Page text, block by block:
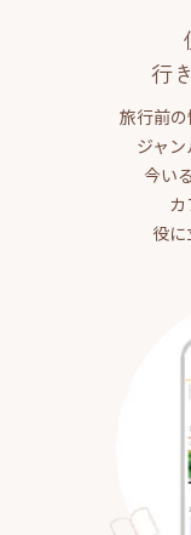
行
旅行前の
ジャン
今い
役に